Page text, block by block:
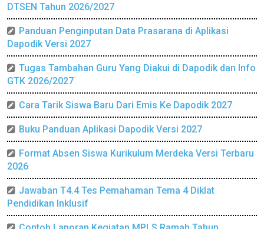
DTSEN Tahun 2026/2027
Panduan Penginputan Data Prasarana di Aplikasi
Dapodik Versi 2027
Tugas Tambahan Guru Yang Diakui di Dapodik dan Info
GTK 2026/2027
Cara Tarik Siswa Baru Dari Emis Ke Dapodik 2027
Buku Panduan Aplikasi Dapodik Versi 2027
Format Absen Siswa Kurikulum Merdeka Versi Terbaru
2026
Jawaban T4.4 Tes Pemahaman Tema 4 Diklat
Pendidikan Inklusif